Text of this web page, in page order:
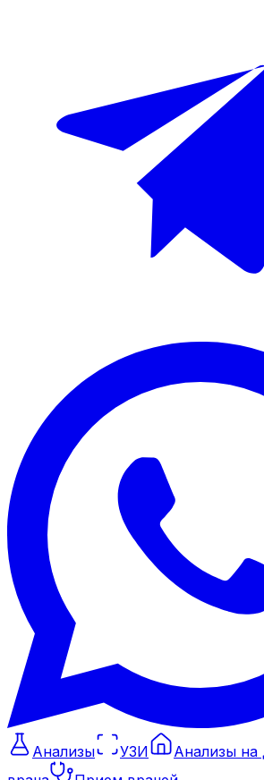
Анализы УЗИ Анализы на